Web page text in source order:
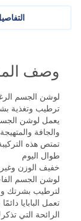
وصف
لوشن الجسم
ترطيب وتغذية
يعمل لوشن
والجافة
تمتص هذه
طوال اليوم
خفيف الوزن
لوشن الجسم
لترطيب بشرتك
تعمل البابايا
الرائحة التي